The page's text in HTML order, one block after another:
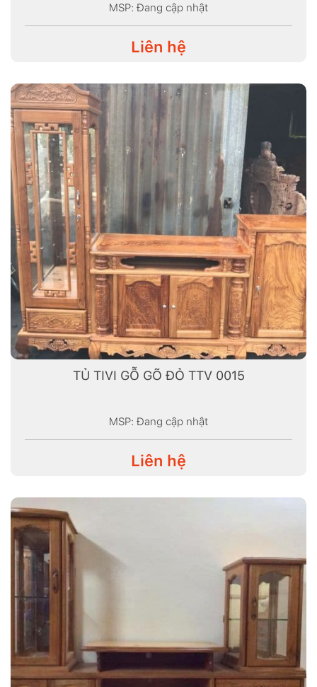
MSP: Đang cập nhật
Liên hệ
TỦ TIVI GỖ GÕ ĐỎ TTV 0015
MSP: Đang cập nhật
Liên hệ